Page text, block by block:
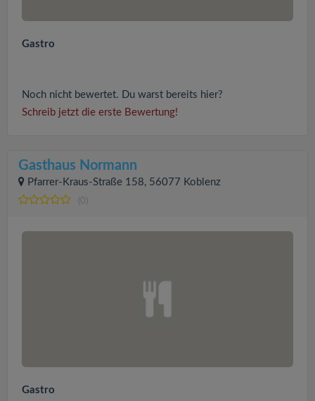
Gastro
Noch nicht bewertet. Du warst bereits hier?
Schreib jetzt die erste Bewertung!
Gasthaus Normann
Pfarrer-Kraus-Straße 158, 56077 Koblenz
(0)
Gastro